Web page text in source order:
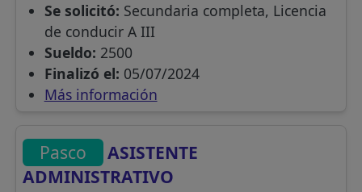
Se solicitó: Secundaria completa, Licencia
de conducir A III
Sueldo: 2500
Finalizó el: 05/07/2024
Más información
Pasco
ASISTENTE
ADMINISTRATIVO